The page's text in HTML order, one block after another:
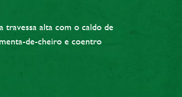
travessa alta com o caldo de
de-cheiro e coentro